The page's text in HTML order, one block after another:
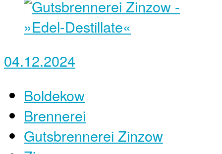
04.12.2024
Boldekow
Brennerei
Gutsbrennerei Zinzow